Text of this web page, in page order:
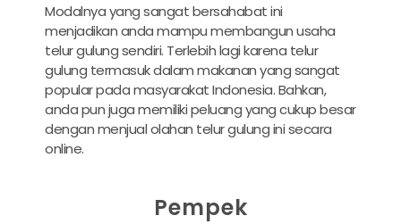
Modalnya yang sangat bersahabat ini
menjadikan anda mampu membangun usaha
telur gulung sendiri. Terlebih lagi karena telur
gulung termasuk dalam makanan yang sangat
popular pada masyarakat Indonesia. Bahkan,
anda pun juga memiliki peluang yang cukup besar
dengan menjual olahan telur gulung ini secara
online.
Pempek